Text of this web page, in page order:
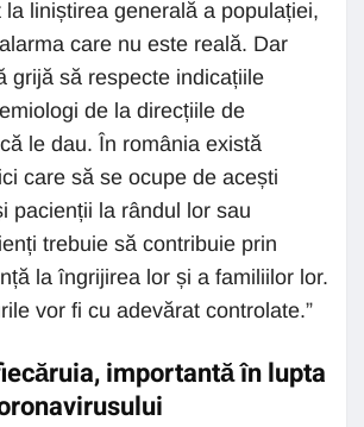
liniștirea generală a populației,
care nu este reală. Dar
grijă să respecte indicațiile
de la direcțiile de
le dau. În românia există
care să se ocupe de acești
pacienții la rândul lor sau
trebuie să contribuie prin
la îngrijirea lor și a familiilor lor.
vor fi cu adevărat controlate.”
importantă în lupta